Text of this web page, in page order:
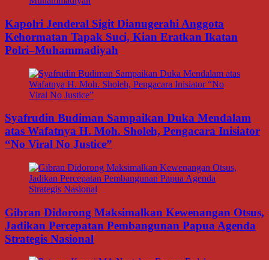
Kapolri Jenderal Sigit Dianugerahi Anggota
Kehormatan Tapak Suci, Kian Eratkan Ikatan
Polri–Muhammadiyah
Syafrudin Budiman Sampaikan Duka Mendalam
atas Wafatnya H. Moh. Sholeh, Pengacara Inisiator
“No Viral No Justice”
Gibran Didorong Maksimalkan Kewenangan Otsus,
Jadikan Percepatan Pembangunan Papua Agenda
Strategis Nasional